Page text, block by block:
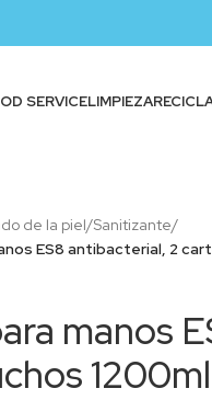
SERVICELIMPIEZA
de la piel/Sanitizante/
ES8 antibacterial, 2
manos
1200ml